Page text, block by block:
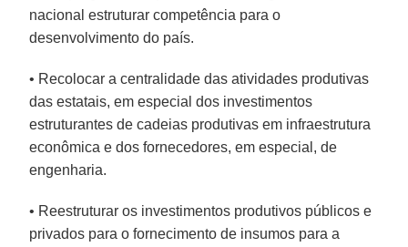
nacional estruturar competência para o
desenvolvimento do país.
• Recolocar a centralidade das atividades produtivas
das estatais, em especial dos investimentos
estruturantes de cadeias produtivas em infraestrutura
econômica e dos fornecedores, em especial, de
engenharia.
• Reestruturar os investimentos produtivos públicos e
privados para o fornecimento de insumos para a